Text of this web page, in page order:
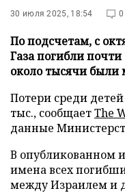
30 июля 2025, 18:54 0
По подсчетам, с
Газа погибли
около тысячи
Потери среди
тыс., сообщаетThe
данные
В опубликованном
имена всех
между Израилем и